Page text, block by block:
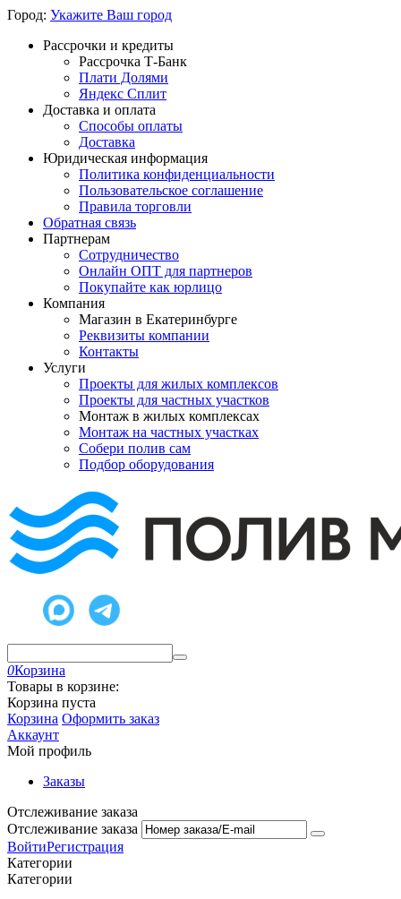
Город: Укажите Ваш город
Рассрочки и кредиты
Рассрочка Т-Банк
Плати Долями
Яндекс Сплит
Доставка и оплата
Способы оплаты
Доставка
Юридическая информация
Политика конфиденциальности
Пользовательское соглашение
Правила торговли
Обратная связь
Партнерам
Сотрудничество
Онлайн ОПТ для партнеров
Покупайте как юрлицо
Компания
Магазин в Екатеринбурге
Реквизиты компании
Контакты
Услуги
Проекты для жилых комплексов
Проекты для частных участков
Монтаж в жилых комплексах
Монтаж на частных участках
Собери полив сам
Подбор оборудования
0Корзина
Товары в корзине:
Корзина пуста
Корзина Оформить заказ
Аккаунт
Мой профиль
Заказы
Отслеживание заказа
Отслеживание заказа
ВойтиРегистрация
Категории
Категории